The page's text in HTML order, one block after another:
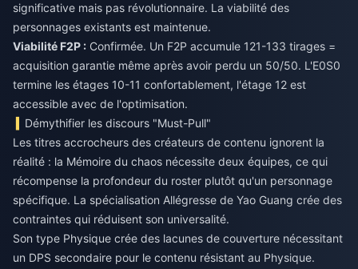
significative mais pas révolutionnaire. La viabilité des
personnages existants est maintenue.
Viabilité F2P : Confirmée. Un F2P accumule 121-133 tirages =
acquisition garantie même après avoir perdu un 50/50. L'E0S0
termine les étages 10-11 confortablement, l'étage 12 est
accessible avec de l'optimisation.
Démythifier les discours "Must-Pull"
Les titres accrocheurs des créateurs de contenu ignorent la
réalité : la Mémoire du chaos nécessite deux équipes, ce qui
récompense la profondeur du roster plutôt qu'un personnage
spécifique. La spécialisation Allégresse de Yao Guang crée des
contraintes qui réduisent son universalité.
Son type Physique crée des lacunes de couverture nécessitant
un DPS secondaire pour le contenu résistant au Physique.